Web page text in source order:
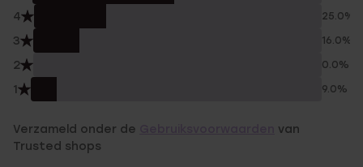
4 25.0%
3 16.0%
2 0.0%
1 9.0%
Verzameld onder de
van
Trusted shops